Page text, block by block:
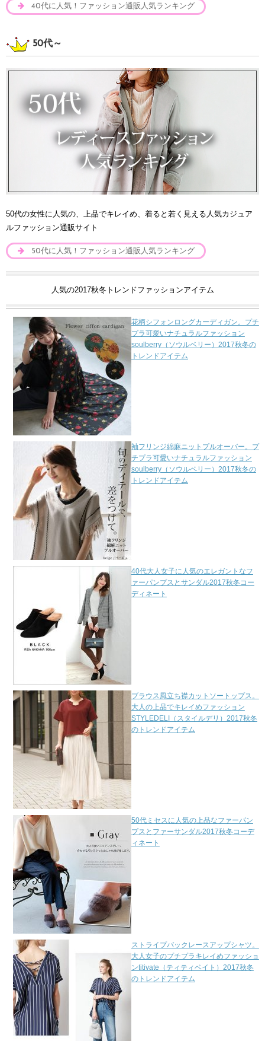
40代に人気！ファッション通販人気ランキング
50代～
50代の女性に人気の、上品でキレイめ、着ると若く見える人気カジュア
ルファッション通販サイト
50代に人気！ファッション通販人気ランキング
人気の2017秋冬トレンドファッションアイテム
花柄シフォンロングカーディガン。プチ
プラ可愛いナチュラルファッション
soulberry（ソウルベリー）2017秋冬の
トレンドアイテム
袖フリンジ綿麻ニットプルオーバー。プ
チプラ可愛いナチュラルファッション
soulberry（ソウルベリー）2017秋冬の
トレンドアイテム
40代大人女子に人気のエレガントなフ
ァーパンプスとサンダル2017秋冬コー
ディネート
ブラウス風立ち襟カットソートップス。
大人の上品でキレイめファッション
STYLEDELI（スタイルデリ）2017秋冬
のトレンドアイテム
50代ミセスに人気の上品なファーパン
プスとファーサンダル2017秋冬コーデ
ィネート
ストライプバックレースアップシャツ。
大人女子のプチプラキレイめファッショ
ンtitivate（ティティベイト）2017秋冬
のトレンドアイテム